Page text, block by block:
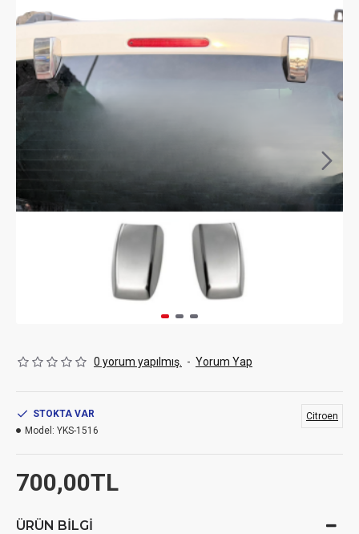
0 yorum yapılmış. - Yorum Yap
700,00TL
STOKTA VAR
Model: YKS-1516
Citroen
ÜRÜN BILGI